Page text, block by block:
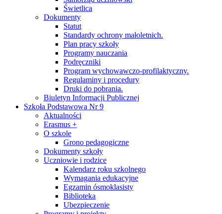
Świetlica
Dokumenty
Statut
Standardy ochrony małoletnich.
Plan pracy szkoły
Programy nauczania
Podręczniki
Program wychowawczo-profilaktyczny.
Regulaminy i procedury
Druki do pobrania.
Biuletyn Informacji Publicznej
Szkoła Podstawowa Nr 9
Aktualności
Erasmus +
O szkole
Grono pedagogiczne
Dokumenty szkoły
Uczniowie i rodzice
Kalendarz roku szkolnego
Wymagania edukacyjne
Egzamin ósmoklasisty
Biblioteka
Ubezpieczenie